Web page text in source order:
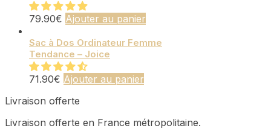
79.90€ Ajouter au panier
Sac à Dos Ordinateur Femme
Tendance – Joice
71.90€ Ajouter au panier
Livraison offerte
Livraison offerte en France métropolitaine.